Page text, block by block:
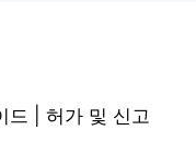
드 | 허가 및 신고